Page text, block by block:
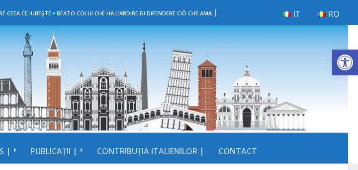
CE IUBEȘTE • BEATO COLUI CHE HA L’ARDIRE DI DIFENDERE CIÒ CHE AMA | RO
IT
| PUBLICAȚII | CONTRIBUȚIA ITALIENILOR | CONTACT